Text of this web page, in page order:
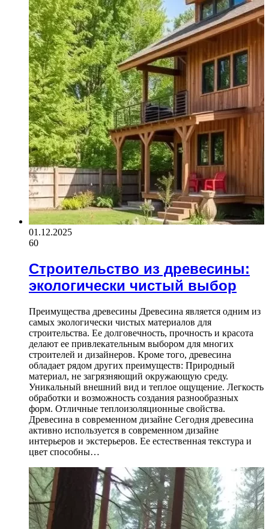
01.12.2025
60
Строительство из древесины:
экологически чистый выбор
Преимущества древесины Древесина является одним из
самых экологически чистых материалов для
строительства. Ее долговечность, прочность и красота
делают ее привлекательным выбором для многих
строителей и дизайнеров. Кроме того, древесина
обладает рядом других преимуществ: Природный
материал, не загрязняющий окружающую среду.
Уникальный внешний вид и теплое ощущение. Легкость
обработки и возможность создания разнообразных
форм. Отличные теплоизоляционные свойства.
Древесина в современном дизайне Сегодня древесина
активно используется в современном дизайне
интерьеров и экстерьеров. Ее естественная текстура и
цвет способны…